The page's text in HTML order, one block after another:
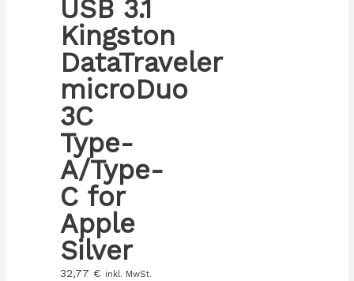
USB 3.1
Kingston
DataTraveler
microDuo
3C
Type-
A/Type-
C for
Apple
Silver
32,77 € inkl. MwSt.